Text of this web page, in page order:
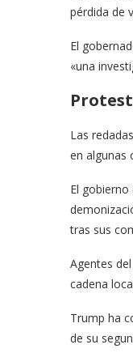
pérdida de
El
«una
Las
en algunas
El
tras sus
Agentes
cadena
Trump ha
de su